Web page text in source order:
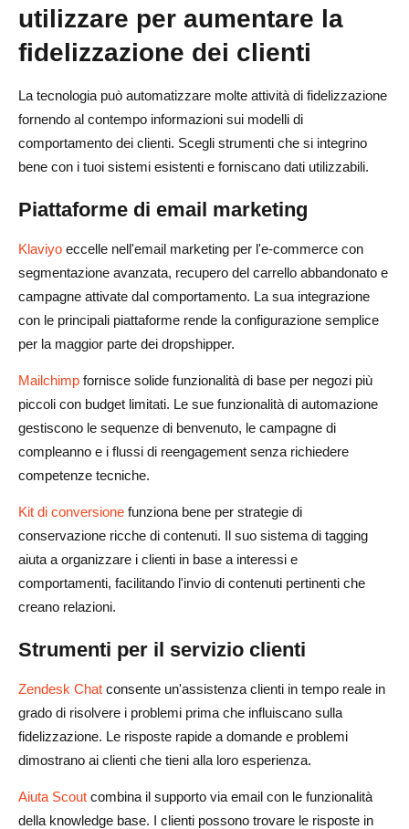
utilizzare per aumentare la
fidelizzazione dei clienti
La tecnologia può automatizzare molte attività di fidelizzazione
fornendo al contempo informazioni sui modelli di
comportamento dei clienti. Scegli strumenti che si integrino
bene con i tuoi sistemi esistenti e forniscano dati utilizzabili.
Piattaforme di email marketing
Klaviyo eccelle nell'email marketing per l'e-commerce con
segmentazione avanzata, recupero del carrello abbandonato e
campagne attivate dal comportamento. La sua integrazione
con le principali piattaforme rende la configurazione semplice
per la maggior parte dei dropshipper.
Mailchimp fornisce solide funzionalità di base per negozi più
piccoli con budget limitati. Le sue funzionalità di automazione
gestiscono le sequenze di benvenuto, le campagne di
compleanno e i flussi di reengagement senza richiedere
competenze tecniche.
Kit di conversione funziona bene per strategie di
conservazione ricche di contenuti. Il suo sistema di tagging
aiuta a organizzare i clienti in base a interessi e
comportamenti, facilitando l'invio di contenuti pertinenti che
creano relazioni.
Strumenti per il servizio clienti
Zendesk Chat consente un'assistenza clienti in tempo reale in
grado di risolvere i problemi prima che influiscano sulla
fidelizzazione. Le risposte rapide a domande e problemi
dimostrano ai clienti che tieni alla loro esperienza.
Aiuta Scout combina il supporto via email con le funzionalità
della knowledge base. I clienti possono trovare le risposte in